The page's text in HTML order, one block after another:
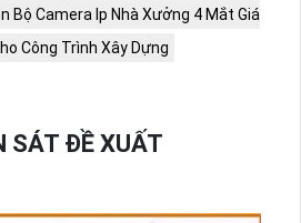
Bộ Camera Ip Nhà Xưởng 4 Mắt Giá
Công Trình Xây Dựng
SÁT ĐỀ XUẤT